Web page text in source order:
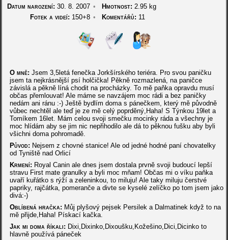
Datum narození: 30. 8. 2007 • Hmotnost: 2.95 kg
Fotek a videí: 150+8 • Komentářů: 11
O mně: Jsem 3,5letá fenečka Jorkšírského teriéra. Pro svou paničku
jsem ta nejkrásnější psí holčička! Pěkně rozmazlená, na paničce
závislá a pěkně líná chodit na procházky. To mě paňka opravdu musí
občas přemlouvat! Ale máme se navzájem moc rádi a bez paničky
nedám ani ránu :-) Ještě bydlím doma s pánečkem, který mě původně
vůbec nechtěl ale teď je ze mě celý poprděný,Haha! S Týnkou 19let a
Tomíkem 16let. Mám celou svoji smečku mocinky ráda a všechny je
moc hlídám aby se jim nic nepřihodilo ale dá to pěknou fušku aby byli
všichni doma pohromadě.
Původ: Nejsem z chovné stanice! Ale od jedné hodné paní chovatelky
od Tyniště nad Orlicí
Krmení: Royal Canin ale dnes jsem dostala prvně svoji budoucí lepší
stravu First mate granulky a byli moc mňam! Občas mi o víku paňka
uvaří kuřátko s rýží a zeleninkou, to miluju! Ale taky miluju čerstvé
papriky, rajčátka, pomeranče a divte se kyselé zelíčko po tom jsem jako
divá:-)
Oblíbená hračka: Můj plyšový pejsek Persilek a Dalmatinek když to na
mě přijde,Haha! Pískací kačka.
Jak mi doma říkali: Dixi,Dixinko,Dixoušku,Kožešino,Dici,Dicinko to
hlavně používá páneček